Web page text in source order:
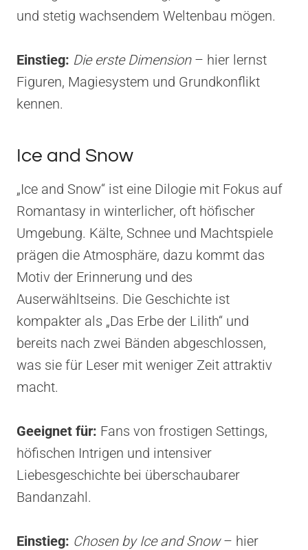
und stetig wachsendem Weltenbau mögen.
Einstieg: Die erste Dimension– hier lernst
Figuren, Magiesystem und Grundkonflikt
kennen.
Ice and Snow
„Ice and Snow“ ist eine Dilogie mit Fokus auf
Romantasy in winterlicher, oft höfischer
Umgebung. Kälte, Schnee und Machtspiele
prägen die Atmosphäre, dazu kommt das
Motiv der Erinnerung und des
Auserwähltseins. Die Geschichte ist
kompakter als „Das Erbe der Lilith“ und
bereits nach zwei Bänden abgeschlossen,
was sie für Leser mit weniger Zeit attraktiv
macht.
Geeignet für: Fans von frostigen Settings,
höfischen Intrigen und intensiver
Liebesgeschichte bei überschaubarer
Bandanzahl.
Einstieg: Chosen by Ice and Snow– hier